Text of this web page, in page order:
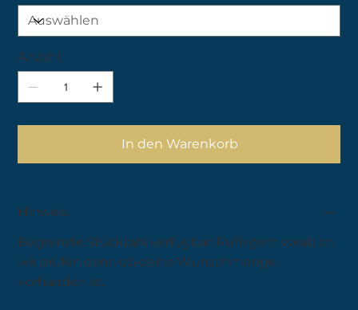
Anzahl
In den Warenkorb
Hinweis:
Begrenzte Stückzahl verfügbar! Rufe gern vorab an,
wir prüfen dann ob deine Wunschmenge
vorhanden ist.